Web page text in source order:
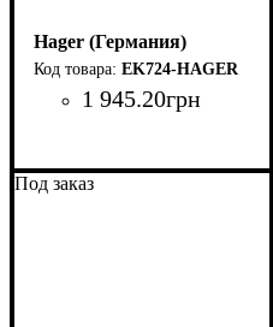
Hager (Германия)
EK724-HAGER
1 945.20грн
Под заказ